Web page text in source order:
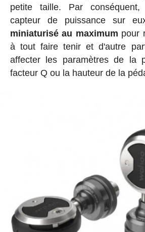
petite taille. Par
capteur de puissance sur
miniaturisé au maximum pour
à tout faire tenir et d'autre
affecter les paramètres de la
facteur Q ou la hauteur de la